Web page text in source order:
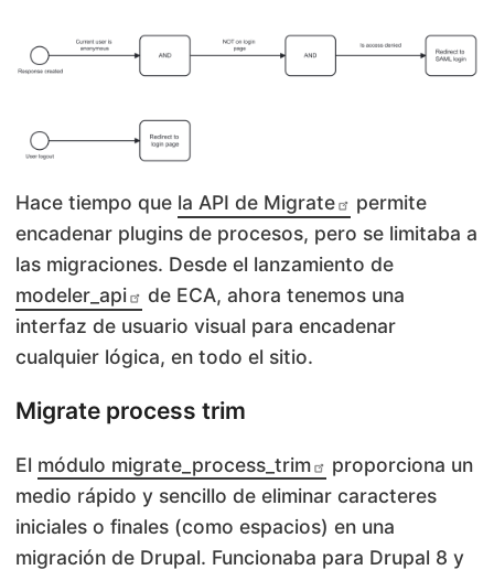
Hace tiempo que la API de Migrate
permite
encadenar plugins de procesos, pero se limitaba a
las migraciones. Desde el lanzamiento de
modeler_api
de ECA, ahora tenemos una
interfaz de usuario visual para encadenar
cualquier lógica, en todo el sitio.
Migrate process trim
El módulo migrate_process_trim
proporciona un
medio rápido y sencillo de eliminar caracteres
iniciales o finales (como espacios) en una
migración de Drupal. Funcionaba para Drupal 8 y